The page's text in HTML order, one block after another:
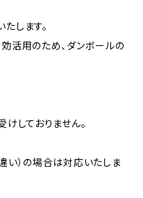
します。
活用のため、ダンボールの
しておりません。
い）の場合は対応いたしま